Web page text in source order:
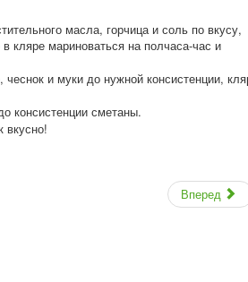
масла, горчица и соль по вкусу,
кляре мариноваться на полчаса-час и
и муки до нужной консистенции,
консистенции сметаны.
вкусно!
Вперед